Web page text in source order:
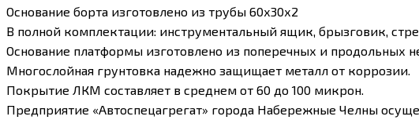
Основание борта изготовлено из трубы 60х30х2
В полной комплектации: инструментальный ящик, брызговик,
Основание платформы изготовлено из поперечных и
Многослойная грунтовка надежно защищает металл от коррозии.
Покрытие ЛКМ составляет в среднем от 60 до 100 микрон.
Предприятие «Автоспецагрегат» города Набережные Челны